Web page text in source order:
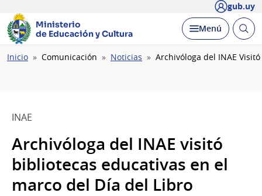
gub.uy
Ministerio
de Educación y Cultura
Desplegar
Menú Abrir
Ruta
Inicio Comunicación Noticias Archivóloga del INAE
INAE
Archivóloga del INAE visitó
bibliotecas educativas en el
marco del Día del Libro